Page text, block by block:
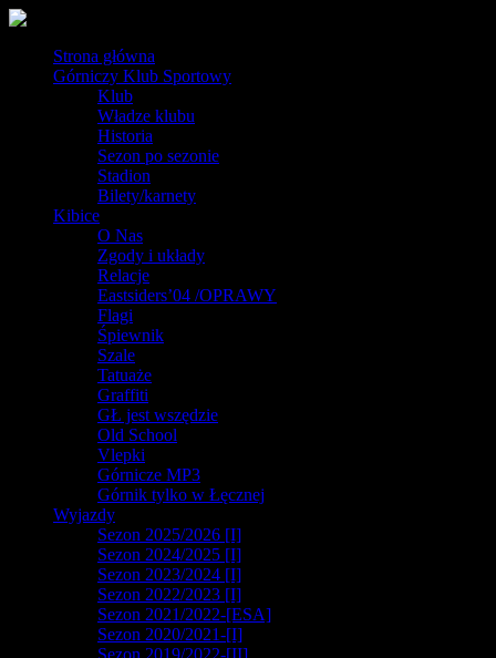
Strona główna
Górniczy Klub Sportowy
Klub
Władze klubu
Historia
Sezon po sezonie
Stadion
Bilety/karnety
Kibice
O Nas
Zgody i układy
Relacje
Eastsiders’04 /OPRAWY
Flagi
Śpiewnik
Szale
Tatuaże
Graffiti
GŁ jest wszędzie
Old School
Vlepki
Górnicze MP3
Górnik tylko w Łęcznej
Wyjazdy
Sezon 2025/2026 [I]
Sezon 2024/2025 [I]
Sezon 2023/2024 [I]
Sezon 2022/2023 [I]
Sezon 2021/2022-[ESA]
Sezon 2020/2021-[I]
Sezon 2019/2022-[II]